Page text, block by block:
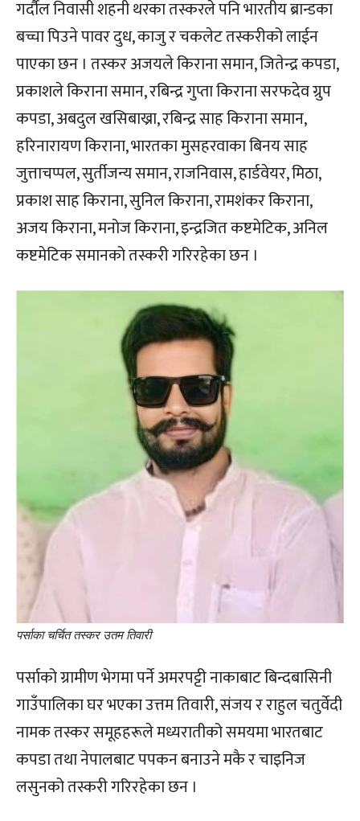
गर्दौल निवासी शहनी थरका तस्करले पनि भारतीय ब्रान्डका
बच्चा पिउने पावर दुध, काजु र चकलेट तस्करीको लाईन
पाएका छन । तस्कर अजयले किराना समान, जितेन्द्र कपडा,
प्रकाशले किराना समान, रबिन्द्र गुप्ता किराना सरफदेव ग्रुप
कपडा, अबदुल खसिबाख्रा, रबिन्द्र साह किराना समान,
हरिनारायण किराना, भारतका मुसहरवाका बिनय साह
जुत्ताचप्पल, सुर्तीजन्य समान, राजनिवास, हार्डवेयर, मिठा,
प्रकाश साह किराना, सुनिल किराना, रामशंकर किराना,
अजय किराना, मनोज किराना, इन्द्रजित कष्टमेटिक, अनिल
कष्टमेटिक समानको तस्करी गरिरहेका छन ।
पर्साका चर्चित तस्कर उतम तिवारी
पर्साको ग्रामीण भेगमा पर्ने अमरपट्टी नाकाबाट बिन्दबासिनी
गाउँपालिका घर भएका उत्तम तिवारी, संजय र राहुल चतुर्वेदी
नामक तस्कर समूहहरूले मध्यरातीको समयमा भारतबाट
कपडा तथा नेपालबाट पपकन बनाउने मकै र चाइनिज
लसुनको तस्करी गरिरहेका छन ।